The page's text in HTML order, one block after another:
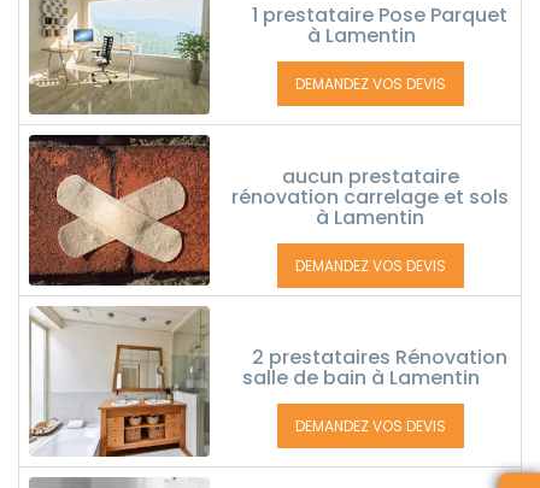
1 prestataire Pose Parquet
à Lamentin
DEMANDEZ VOS DEVIS
aucun prestataire
rénovation carrelage et sols
à Lamentin
DEMANDEZ VOS DEVIS
2 prestataires Rénovation
salle de bain à Lamentin
DEMANDEZ VOS DEVIS